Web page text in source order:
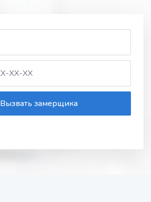
Вызвать замерщика